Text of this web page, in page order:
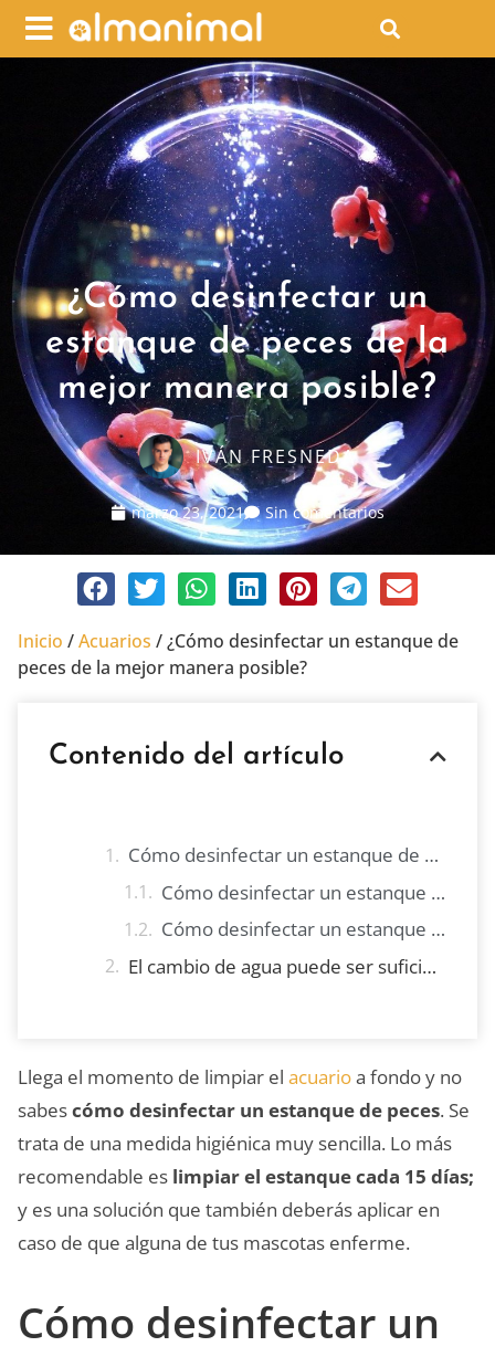
¿Cómo desinfectar un
estanque de peces de la
mejor manera posible?
IVÁN FRESNEDA
marzo 23, 2021 Sin comentarios
Inicio /Acuarios /¿Cómo desinfectar un estanque de
peces de la mejor manera posible?
Contenido del artículo
Cómo desinfectar un estanque de peces paso a paso
Cómo desinfectar un estanque de peces con vinagre
Cómo desinfectar un estanque de peces con lejía
El cambio de agua puede ser suficiente
Llega el momento de limpiar el acuarioa fondo y no
sabescómo desinfectar un estanque de peces. Se
trata de una medida higiénica muy sencilla. Lo más
recomendable es limpiar el estanque cada 15 días;
y es una solución que también deberás aplicar en
caso de que alguna de tus mascotas enferme.
Cómo desinfectar un